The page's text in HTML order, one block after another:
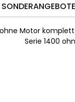
SONDERANGEBOTE
Motor
Serie 1400